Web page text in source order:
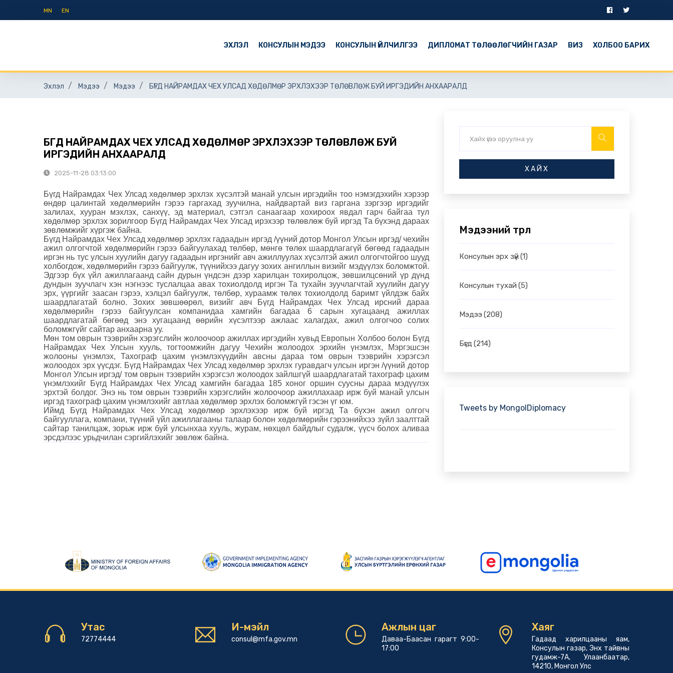
MN EN
ЭХЛЭЛ КОНСУЛЫН МЭДЭЭ КОНСУЛЫН ҮЙЛЧИЛГЭЭ ДИПЛОМАТ ТӨЛӨӨЛӨГЧИЙН ГАЗАР ВИЗ ХОЛБОО БАРИХ
Эхлэл Мэдээ Мэдээ БҮГД НАЙРАМДАХ ЧЕХ УЛСАД ХӨДӨЛМӨР ЭРХЛЭХЭЭР ТӨЛӨВЛӨЖ БУЙ ИРГЭДИЙН АНХААРАЛД
БҮГД НАЙРАМДАХ ЧЕХ УЛСАД ХӨДӨЛМӨР ЭРХЛЭХЭЭР ТӨЛӨВЛӨЖ БУЙ
ИРГЭДИЙН АНХААРАЛД
2025-11-28 03:13:00
Бүгд Найрамдах Чех Улсад хөдөлмөр эрхлэх хүсэлтэй манай улсын иргэдийн тоо нэмэгдэхийн хэрээр
өндөр цалинтай хөдөлмөрийн гэрээ гаргахад зуучилна, найдвартай виз гаргана зэргээр иргэдийг
залилах, хууран мэхлэх, санхүү, эд материал, сэтгэл санаагаар хохироох явдал гарч байгаа тул
хөдөлмөр эрхлэх зорилгоор Бүгд Найрамдах Чех Улсад ирэхээр төлөвлөж буй иргэд Та бүхэнд дараах
зөвлөмжийг хүргэж байна.
Бүгд Найрамдах Чех Улсад хөдөлмөр эрхлэх гадаадын иргэд /үүний дотор Монгол Улсын иргэд/ чехийн
ажил олгогчтой хөдөлмөрийн гэрээ байгуулахад төлбөр, мөнгө төлөх шаардлагагүй бөгөөд гадаадын
иргэн нь тус улсын хуулийн дагуу гадаадын иргэнийг авч ажиллуулах хүсэлтэй ажил олгогчтойгоо шууд
холбогдож, хөдөлмөрийн гэрээ байгуулж, түүнийхээ дагуу зохих ангиллын визийг мэдүүлэх боломжтой.
Эдгээр бүх үйл ажиллагаанд сайн дурын үндсэн дээр харилцан тохиролцож, зөвшилцсөний үр дүнд
дундын зуучлагч хэн нэгнээс туслалцаа авах тохиолдолд иргэн Та тухайн зуучлагчтай хуулийн дагуу
эрх, үүргийг заасан гэрээ, хэлцэл байгуулж, төлбөр, хураамж төлөх тохиолдолд баримт үйлдэж байх
шаардлагатай болно. Зохих зөвшөөрөл, визийг авч Бүгд Найрамдах Чех Улсад ирсний дараа
хөдөлмөрийн гэрээ байгуулсан компанидаа хамгийн багадаа 6 сарын хугацаанд ажиллах
шаардлагатай бөгөөд энэ хугацаанд өөрийн хүсэлтээр ажлаас халагдах, ажил олгогчоо солих
боломжгүйг сайтар анхаарна уу.
Мөн том оврын тээврийн хэрэгслийн жолоочоор ажиллах иргэдийн хувьд Европын Холбоо болон Бүгд
Найрамдах Чех Улсын хууль, тогтоомжийн дагуу Чехийн жолоодох эрхийн үнэмлэх, Мэргэшсэн
жолооны үнэмлэх, Тахограф цахим үнэмлэхүүдийн авсны дараа том оврын тээврийн хэрэгсэл
жолоодох эрх үүсдэг. Бүгд Найрамдах Чех Улсад хөдөлмөр эрхлэх гуравдагч улсын иргэн /үүний дотор
Монгол Улсын иргэд/ том оврын тээврийн хэрэгсэл жолоодох зайлшгүй шаардлагатай тахограф цахим
үнэмлэхийг Бүгд Найрамдах Чех Улсад хамгийн багадаа 185 хоног оршин суусны дараа мэдүүлэх
эрхтэй болдог. Энэ нь том оврын тээврийн хэрэгслийн жолоочоор ажиллахаар ирж буй манай улсын
иргэд тахограф цахим үнэмлэхийг автлаа хөдөлмөр эрхлэх боломжгүй гэсэн үг юм.
Иймд Бүгд Найрамдах Чех Улсад хөдөлмөр эрхлэхээр ирж буй иргэд Та бүхэн ажил олгогч
байгууллага, компани, түүний үйл ажиллагааны талаар болон хөдөлмөрийн гэрээнийхээ зүйл заалттай
сайтар танилцаж, зорьж ирж буй улсынхаа хууль, журам, нөхцөл байдлыг судалж, үүсч болох аливаа
эрсдэлээс урьдчилан сэргийлэхийг зөвлөж байна.
ХАЙХ
Мэдээний төрөл
Консулын эрх зүй (1)
Консулын тухай (5)
Мэдээ (208)
Бүгд (214)
Tweets by MongolDiplomacy
Утас
72774444
И-мэйл
consul@mfa.gov.mn
Ажлын цаг
Даваа-Баасан гарагт 9:00-
17:00
Хаяг
Гадаад харилцааны яам,
Консулын газар, Энх тайвны
гудамж-7А, Улаанбаатар,
14210, Монгол Улс